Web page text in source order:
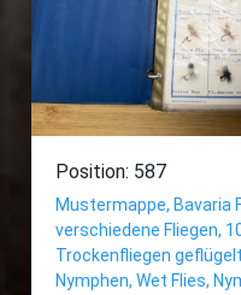
Position: 587
Mustermappe, Bavaria
verschiedene Fliegen,
Trockenfliegen
Nymphen, Wet Flies,